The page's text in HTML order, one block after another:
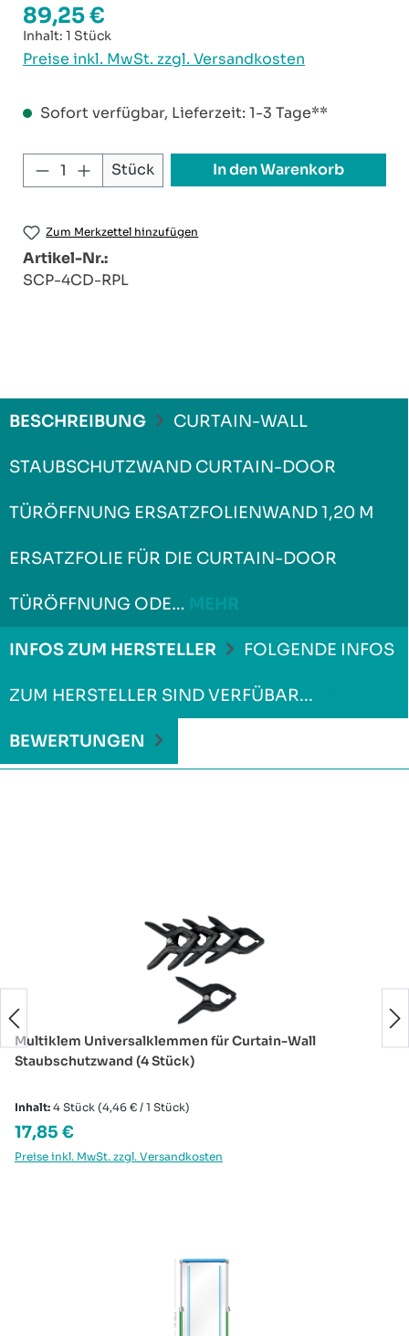
Regulärer Preis:
89,25 €
Inhalt: 1 Stück
Preise inkl. MwSt. zzgl. Versandkosten
Sofort verfügbar, Lieferzeit: 1-3 Tage**
Produkt Anzahl: Gib den
Stück In den Warenkorb
Zum Merkzettel hinzufügen
Artikel-Nr.:
SCP-4CD-RPL
BESCHREIBUNG CURTAIN-WALL
STAUBSCHUTZWAND CURTAIN-DOOR
TÜRÖFFNUNG ERSATZFOLIENWAND 1,20 M
ERSATZFOLIE FÜR DIE CURTAIN-DOOR
TÜRÖFFNUNG ODE…
INFOS ZUM HERSTELLER FOLGENDE INFOS
ZUM HERSTELLER SIND VERFÜBAR...
BEWERTUNGEN
Multiklem Universalklemmen für Curtain-Wall
Staubschutzwand (4 Stück)
Inhalt: 4 Stück (4,46 € / 1 Stück)
Regulärer Preis:
17,85 €
Preise inkl. MwSt. zzgl. Versandkosten